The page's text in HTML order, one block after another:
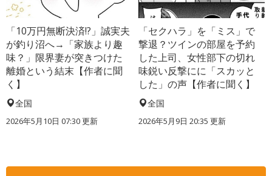
「10万円無断決済!?」誠実夫
が釣り沼へ→「家族より趣
味？」限界妻が突きつけた
離婚という結末【作者に聞
く】
全国
2026年5月10日 07:30 更新
「セクハラ」を「ミス」で
撃退？ツインの部屋を予約
した上司、女性部下の切れ
味鋭い反撃にに「スカッと
した」の声【作者に聞く】
全国
2026年5月9日 20:35 更新